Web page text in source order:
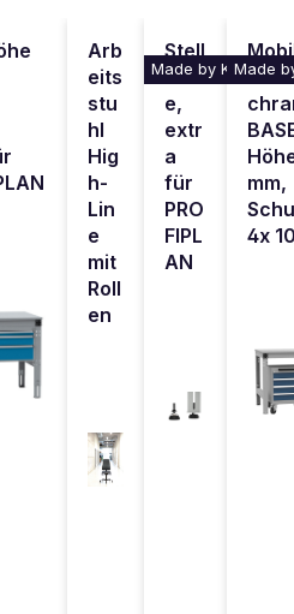
Arb
eits
stu
hl
Hig
h-
Lin
e
mit
Roll
en
Made by KRIEG
Stell
füß
e,
extr
a
für
PRO
FIPL
AN
Made
mm,
4x